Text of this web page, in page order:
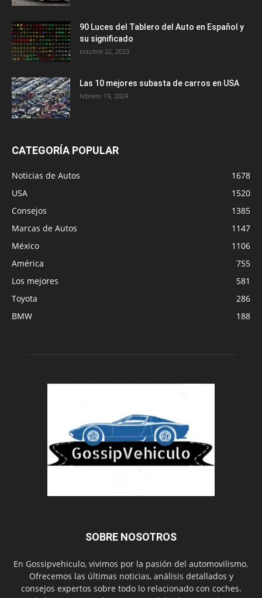
90 Luces del Tablero del Auto en Español y
su significado
octubre 22, 2023
Las 10 mejores subasta de carros en USA
febrero 19, 2024
CATEGORÍA POPULAR
Noticias de Autos
1678
USA
1520
Consejos
1385
Marcas de Autos
1147
México
1106
América
755
Los mejores
581
Toyota
286
BMW
188
SOBRE NOSOTROS
En Gossipvehiculo, vivimos por la pasión del automovilismo.
Ofrecemos las últimas noticias, análisis detallados y
consejos expertos sobre todo lo relacionado con coches.